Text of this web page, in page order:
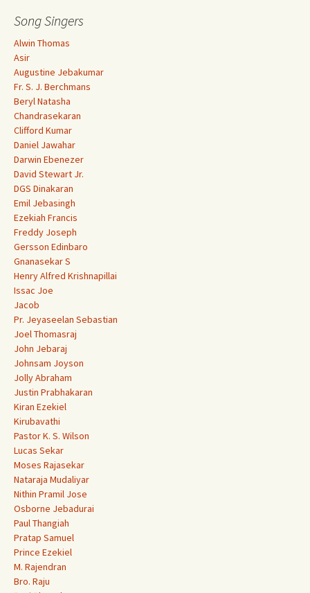
Song Singers
Alwin Thomas
Asir
Augustine Jebakumar
Fr. S. J. Berchmans
Beryl Natasha
Chandrasekaran
Clifford Kumar
Daniel Jawahar
Darwin Ebenezer
David Stewart Jr.
DGS Dinakaran
Emil Jebasingh
Ezekiah Francis
Freddy Joseph
Gersson Edinbaro
Gnanasekar S
Henry Alfred Krishnapillai
Issac Joe
Jacob
Pr. Jeyaseelan Sebastian
Joel Thomasraj
John Jebaraj
Johnsam Joyson
Jolly Abraham
Justin Prabhakaran
Kiran Ezekiel
Kirubavathi
Pastor K. S. Wilson
Lucas Sekar
Moses Rajasekar
Nataraja Mudaliyar
Nithin Pramil Jose
Osborne Jebadurai
Paul Thangiah
Pratap Samuel
Prince Ezekiel
M. Rajendran
Bro. Raju